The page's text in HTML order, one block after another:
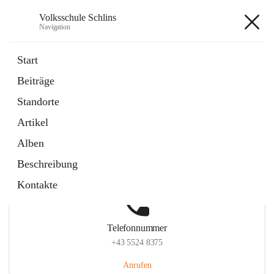
Volksschule Schlins
Navigation
Start
Beiträge
Standorte
Artikel
Alben
Beschreibung
Kontakte
Telefonnummer
+43 5524 8375
Anrufen